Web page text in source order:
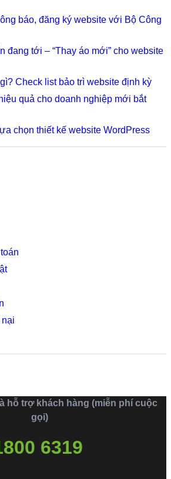
báo, đăng ký website với Bộ Công
đang tới – “Thay áo mới” cho website
Check list bảo trì website định kỳ
quả cho doanh nghiệp mới bắt
chọn thiết kế website WordPress
hỗ trợ khách hàng (miễn phí cuộc
gọi)
6319